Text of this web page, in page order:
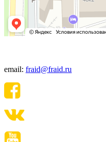
email: fraid@fraid.ru